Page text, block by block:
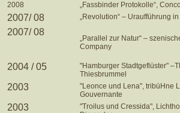
2008
„Fassbinder Protokolle“,
2007/ 08 „Revolution“ – Uraufführung
2007/ 08
„Parallel zur Natur“ –
Company
2004 / 05
"Hamburger Stadtgeflüster"
Thiesbrummel
2003
"Leonce und Lena", tribüHne
Gouvernante
2003
"Troilus und Cressida",